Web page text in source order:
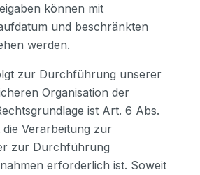
können mit
und beschränkten
werden.
zur Durchführung unserer
Organisation der
ist Art. 6 Abs.
die Verarbeitung zur
zur Durchführung
erforderlich ist. Soweit